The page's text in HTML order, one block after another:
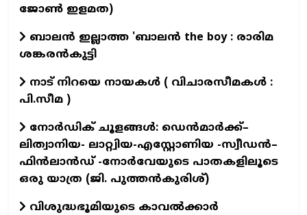
ജോൺ ഇളമത)
ബാലൻ ഇല്ലാത്ത 'ബാലൻ the boy : രാരിമ
ശങ്കരൻകുട്ടി
നാട് നിറയെ നായകൾ ( വിചാരസീമകൾ :
പി.സീമ )
നോർഡിക് ചൂളങ്ങൾ: ഡെൻമാർക്ക്–
ലിത്വാനിയ- ലാറ്റ്വിയ-എസ്റ്റോണിയ -സ്വീഡൻ–
ഫിൻലാൻഡ് -നോർവേയുടെ പാതകളിലൂടെ
ഒരു യാത്ര (ജി. പുത്തൻകുരിശ്)
വിശുദ്ധഭൂമിയുടെ കാവല്‍ക്കാര്‍